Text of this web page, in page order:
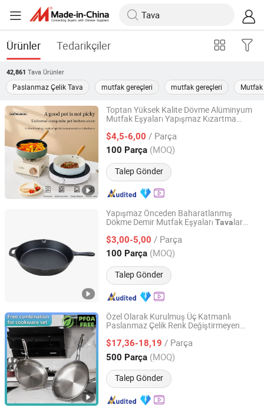
Ürünler Tedarikçiler
42,861 Tava Ürünler
Paslanmaz Çelik Tava mutfak gereçleri mutfak gereçleri Mutfak
Toptan Yüksek Kalite Dövme Alüminyum
Mutfak Eşyaları Yapışmaz Kızartma
$4,5-6,00 / Parça
100 Parça (MOQ)
Talep Gönder
Chaozhou Jinbole Stainless Steel Products Co., Ltd.
Guangdong, China Fiyat 2025
Yapışmaz Önceden Baharatlanmış
Dökme Demir Mutfak Eşyaları Tavalar
Dökme Demir Kızartma
Fabrikası BSCI, LFGB, FDA ile
$3,00-5,00 / Parça
100 Parça (MOQ)
Talep Gönder
Hebei Cookwin Kitchen Products Co., Ltd.
Hebei, China Fiyat 2016
Özel Olarak Kurulmuş Üç Katmanlı
Paslanmaz Çelik Renk Değiştirmeyen
$17,36-18,19 / Parça
500 Parça (MOQ)
Talep Gönder
Heshan City Yinghong Metal Products Co., Ltd.
Guangdong, China Fiyat 2023